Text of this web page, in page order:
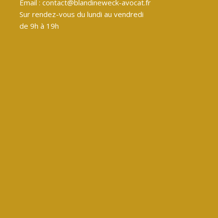
Email : contact@blandineweck-avocat.fr
Sur rendez-vous du lundi au vendredi
de 9h à 19h